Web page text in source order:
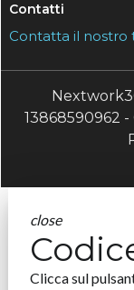
Contatti
Contatta il nostro
13868590962
close
Clicca sul